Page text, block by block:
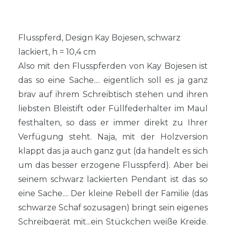
Flusspferd, Design Kay Bojesen, schwarz
lackiert, h = 10,4 cm
Also mit den Flusspferden von Kay Bojesen ist
das so eine Sache.... eigentlich soll es ja ganz
brav auf ihrem Schreibtisch stehen und ihren
liebsten Bleistift oder Füllfederhalter im Maul
festhalten, so dass er immer direkt zu Ihrer
Verfügung steht. Naja, mit der Holzversion
klappt das ja auch ganz gut (da handelt es sich
um das besser erzogene Flusspferd). Aber bei
seinem schwarz lackierten Pendant ist das so
eine Sache.... Der kleine Rebell der Familie (das
schwarze Schaf sozusagen) bringt sein eigenes
Schreibgerät mit...ein Stückchen weiße Kreide.